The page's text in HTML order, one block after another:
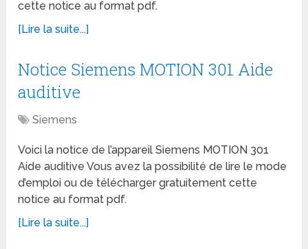
cette notice au format pdf.
[Lire la suite...]
Notice Siemens MOTION 301 Aide
auditive
Siemens
Voici la notice de l’appareil Siemens MOTION 301
Aide auditive Vous avez la possibilité de lire le mode
d’emploi ou de télécharger gratuitement cette
notice au format pdf.
[Lire la suite...]